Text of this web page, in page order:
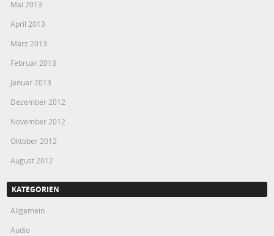
Mai 2013
April 2013
März 2013
Februar 2013
Januar 2013
Dezember 2012
November 2012
Oktober 2012
August 2012
KATEGORIEN
Allgemein
Audio